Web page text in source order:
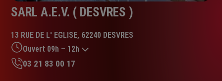
SARL A.E.V. ( DESVRES )
13 RUE DE L' EGLISE, 62240 DESVRES
Ouvert 09h – 12h
03 21 83 00 17